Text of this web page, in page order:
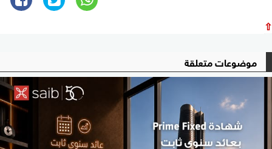
⇧
موضوعات متعلقة